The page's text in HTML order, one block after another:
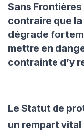
Sans
contraire que
dégrade
mettre en
contrainte d’y
Le Statut de
un rempart